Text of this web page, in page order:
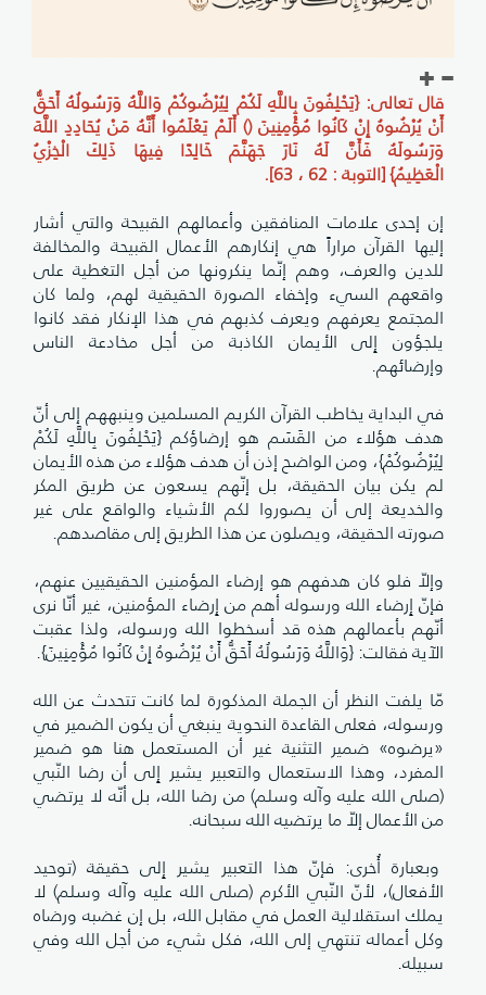
قال تعالى: {يَحْلِفُونَ بِاللَّهِ لَكُمْ لِيُرْضُوكُمْ وَاللَّهُ وَرَسُولُهُ أَحَقُّ
أَنْ يُرْضُوهُ إِنْ كَانُوا مُؤْمِنِينَ () أَلَمْ يَعْلَمُوا أَنَّهُ مَنْ يُحَادِدِ اللَّهَ
وَرَسُولَهُ فَأَنَّ لَهُ نَارَ جَهَنَّمَ خَالِدًا فِيهَا ذَلِكَ الْخِزْيُ
الْعَظِيمُ} [التوبة : 62 ، 63].
إن إحدى علامات المنافقين وأعمالهم القبيحة والتي أشار
إليها القرآن مراراً هي إنكارهم الأعمال القبيحة والمخالفة
للدين والعرف، وهم إنّما ينكرونها من أجل التغطية على
واقعهم السيء وإخفاء الصورة الحقيقية لهم، ولما كان
المجتمع يعرفهم ويعرف كذبهم في هذا الإنكار فقد كانوا
يلجؤون إِلى الأيمان الكاذبة من أجل مخادعة الناس
وإرضائهم.
في البداية يخاطب القرآن الكريم المسلمين وينبههم إلى أنّ
هدف هؤلاء من القَسَم هو إرضاؤكم {يَحْلِفُونَ بِاللَّهِ لَكُمْ
لِيُرْضُوكُمْ}، ومن الواضح إذن أن هدف هؤلاء من هذه الأيمان
لم يكن بيان الحقيقة، بل إنّهم يسعون عن طريق المكر
والخديعة إلى أن يصوروا لكم الأشياء والواقع على غير
صورته الحقيقة، ويصلون عن هذا الطريق إلى مقاصدهم.
وإلاّ فلو كان هدفهم هو إرضاء المؤمنين الحقيقيين عنهم،
فإنّ إِرضاء الله ورسوله أهم من إِرضاء المؤمنين، غير أنّا نرى
أنّهم بأعمالهم هذه قد أسخطوا الله ورسوله، ولذا عقبت
الآية فقالت: {وَاللَّهُ وَرَسُولُهُ أَحَقُّ أَنْ يُرْضُوهُ إِنْ كَانُوا مُؤْمِنِينَ}.
مّا يلفت النظر أن الجملة المذكورة لما كانت تتحدث عن الله
ورسوله، فعلى القاعدة النحوية ينبغي أن يكون الضمير في
«يرضوه» ضمير التثنية غير أن المستعمل هنا هو ضمير
المفرد، وهذا الاستعمال والتعبير يشير إِلى أن رضا النّبي
(صلى الله عليه وآله وسلم) من رضا الله، بل أنّه لا يرتضي
من الأعمال إلاّ ما يرتضيه الله سبحانه.
وبعبارة أُخرى: فإنّ هذا التعبير يشير إِلى حقيقة (توحيد
الأفعال)، لأنّ النّبي الأكرم (صلى الله عليه وآله وسلم) لا
يملك استقلالية العمل في مقابل الله، بل إن غضبه ورضاه
وكل أعماله تنتهي إلى الله، فكل شيء من أجل الله وفي
سبيله.